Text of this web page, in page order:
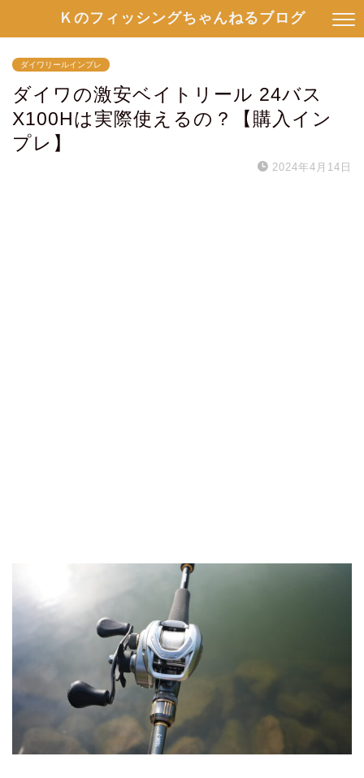
Ｋのフィッシングちゃんねるブログ
ダイワリールインプレ
ダイワの激安ベイトリール 24バス
X100Hは実際使えるの？【購入イン
プレ】
2024年4月14日